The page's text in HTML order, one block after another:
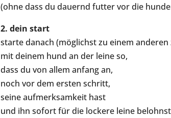
(ohne dass du dauernd futter vor die
2. dein start
starte danach (möglichst zu einem
mit deinem hund an der leine so,
dass du von allem anfang an,
noch vor dem ersten schritt,
seine aufmerksamkeit hast
und ihn sofort für die lockere leine